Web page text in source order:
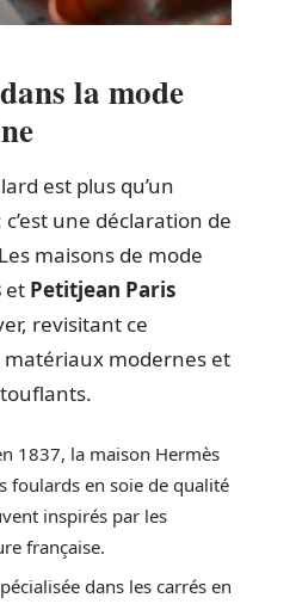
la mode
est plus qu’un
une déclaration de
maisons de mode
et Petitjean Paris
revisitant ce
matériaux modernes et
1837, la maison Hermès
foulards en soie de qualité
inspirés par les
française.
dans les carrés en